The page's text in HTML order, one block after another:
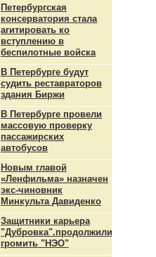
Петербургская
консерватория стала
агитировать ко
вступлению в
беспилотные войска
В Петербурге будут
судить реставраторов
здания Биржи
В Петербурге провели
массовую проверку
пассажирских
автобусов
Новым главой
«Ленфильма» назначен
экс-чиновник
Минкульта Давиденко
Защитники карьера
"Дубровка".продолжили
громить "НЭО"